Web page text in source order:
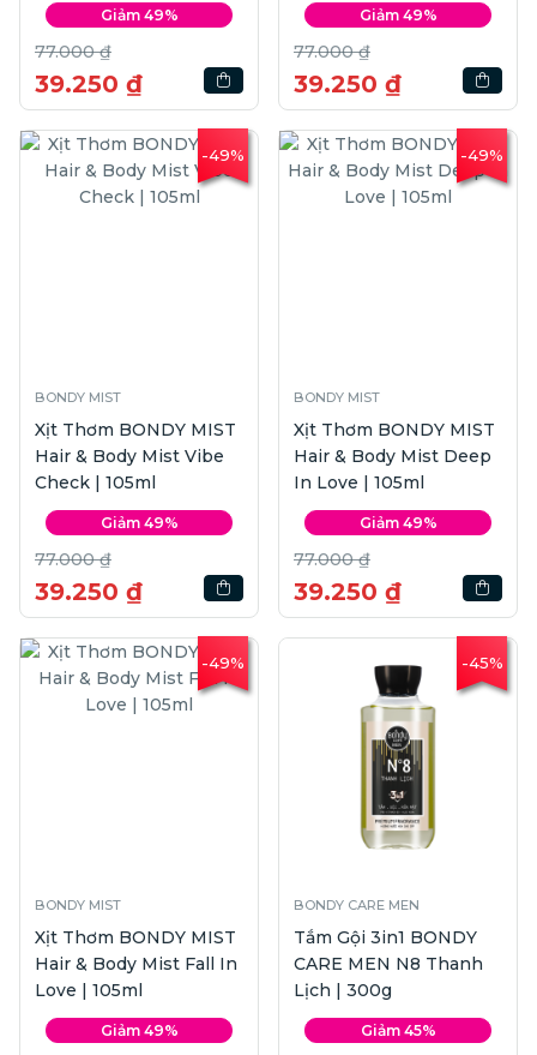
Giảm 49%
77.000 ₫
39.250 ₫
Giảm 49%
77.000 ₫
39.250 ₫
-49%
BONDY MIST
Xịt Thơm BONDY MIST
Hair & Body Mist Vibe
Check | 105ml
Giảm 49%
77.000 ₫
39.250 ₫
-49%
BONDY MIST
Xịt Thơm BONDY MIST
Hair & Body Mist Deep
In Love | 105ml
Giảm 49%
77.000 ₫
39.250 ₫
-49%
BONDY MIST
Xịt Thơm BONDY MIST
Hair & Body Mist Fall In
Love | 105ml
Giảm 49%
-45%
BONDY CARE MEN
Tắm Gội 3in1 BONDY
CARE MEN N8 Thanh
Lịch | 300g
Giảm 45%